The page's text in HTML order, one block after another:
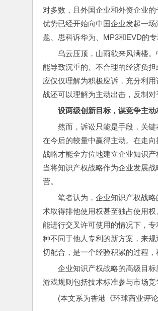
对多数，且外国企业和外资企业
优势已经开始向中国企业发起一
题、思科诉华为、MP3和EVD的
乌云压顶，山雨欲来风满楼
能导致沉重的、不合理的经济负
应仅仅理解为积极应诉，充分利
战还可以理解为主动出击，反制
设两级创新目标，谋竞争主动
然而，诉讼只能是手段，关
在今后的较量中赢得主动。在走
战略才能全方位地建立企业知识
当将知识产权战略作为企业发展
营。
笔者认为，企业知识产权战
术取得排他使用权甚至独占使用
能进行交叉许可使用的情况下，
种不同于他人专利的新方案，来
切配合，是一个经验积累的过程
企业知识产权战略的高级目
游戏规则包括技术标准参与市场
(本文系为香港《环球商业评